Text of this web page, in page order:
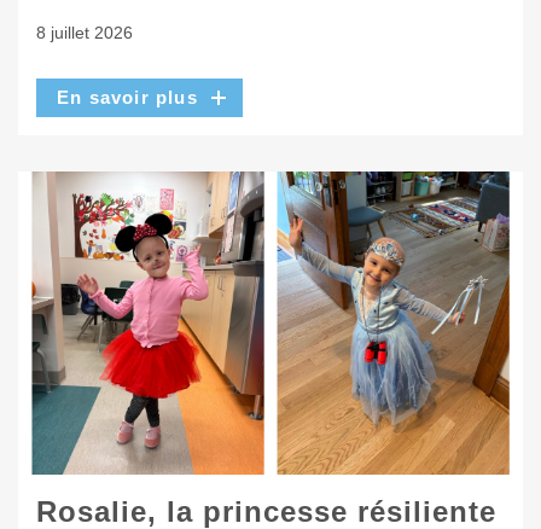
8 juillet 2026
En savoir plus
Rosalie, la princesse résiliente